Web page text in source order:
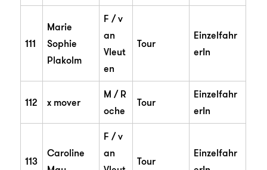
111
Marie
Sophie
Plakolm
F / v
an
Vleut
en
Tour
Einzelfahr
erIn
112 x mover
M / R
oche
Tour
Einzelfahr
erIn
113
Caroline
F / v
an
Tour
Einzelfahr